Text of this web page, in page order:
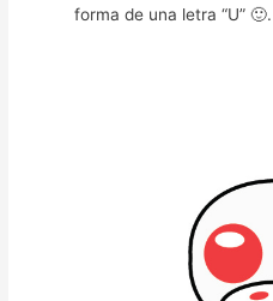
forma de una letra “U” 🙂.